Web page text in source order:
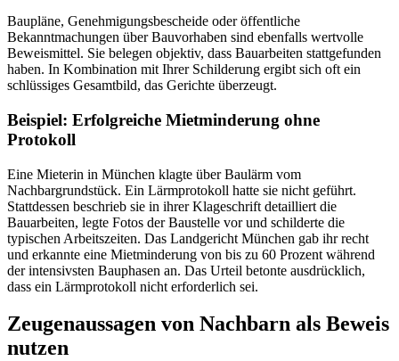
Baupläne, Genehmigungsbescheide oder öffentliche
Bekanntmachungen über Bauvorhaben sind ebenfalls wertvolle
Beweismittel. Sie belegen objektiv, dass Bauarbeiten stattgefunden
haben. In Kombination mit Ihrer Schilderung ergibt sich oft ein
schlüssiges Gesamtbild, das Gerichte überzeugt.
Beispiel: Erfolgreiche Mietminderung ohne
Protokoll
Eine Mieterin in München klagte über Baulärm vom
Nachbargrundstück. Ein Lärmprotokoll hatte sie nicht geführt.
Stattdessen beschrieb sie in ihrer Klageschrift detailliert die
Bauarbeiten, legte Fotos der Baustelle vor und schilderte die
typischen Arbeitszeiten. Das Landgericht München gab ihr recht
und erkannte eine Mietminderung von bis zu 60 Prozent während
der intensivsten Bauphasen an. Das Urteil betonte ausdrücklich,
dass ein Lärmprotokoll nicht erforderlich sei.
Zeugenaussagen von Nachbarn als Beweis
nutzen